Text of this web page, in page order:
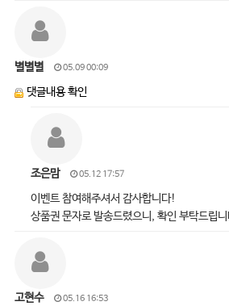
별별별 05.09 00:09
댓글내용 확인
조은맘 05.12 17:57
이벤트 참여해주셔서 감사합니다!
상품권 문자로 발송드렸으니, 확인 부탁드립
고현수 05.16 16:53